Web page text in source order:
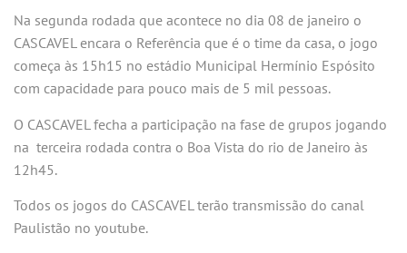
Na segunda rodada que acontece no dia 08 de janeiro o
CASCAVEL encara o Referência que é o time da casa, o jogo
começa às 15h15 no estádio Municipal Hermínio Espósito
com capacidade para pouco mais de 5 mil pessoas.
O CASCAVEL fecha a participação na fase de grupos jogando
na terceira rodada contra o Boa Vista do rio de Janeiro às
12h45.
Todos os jogos do CASCAVEL terão transmissão do canal
Paulistão no youtube.